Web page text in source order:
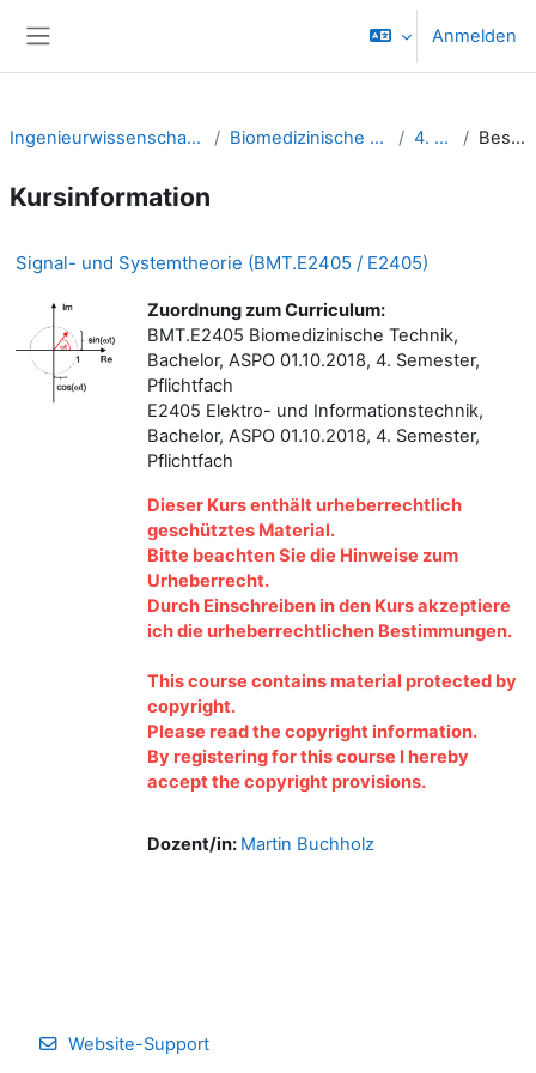
Anmelden
Ingenieurwissenschaften / School of Engineering Biomedizinische Technik (Bachelor/IngWi) 4. Semester Beschreibung
Kursinformation
Signal- und Systemtheorie (BMT.E2405 / E2405)
Zuordnung zum Curriculum:
BMT.E2405 Biomedizinische Technik,
Bachelor, ASPO 01.10.2018, 4. Semester,
Pflichtfach
E2405 Elektro- und Informationstechnik,
Bachelor, ASPO 01.10.2018, 4. Semester,
Pflichtfach
Dieser Kurs enthält urheberrechtlich
geschütztes Material.
Bitte beachten Sie die Hinweise zum
Urheberrecht.
Durch Einschreiben in den Kurs akzeptiere
ich die urheberrechtlichen Bestimmungen.
This course contains material protected by
copyright.
Please read the copyright information.
By registering for this course I hereby
accept the copyright provisions.
Dozent/in: Martin Buchholz
Website-Support